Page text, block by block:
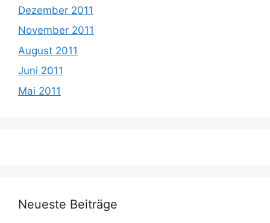
Dezember 2011
November 2011
August 2011
Juni 2011
Mai 2011
Neueste Beiträge